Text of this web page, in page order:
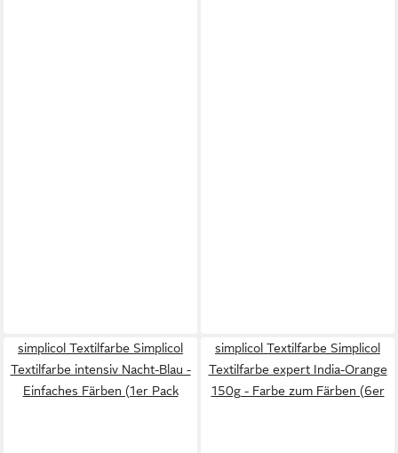
simplicol Textilfarbe Simplicol
Textilfarbe intensiv Nacht-Blau -
Einfaches Färben (1er Pack
simplicol Textilfarbe Simplicol
Textilfarbe expert India-Orange
150g - Farbe zum Färben (6er